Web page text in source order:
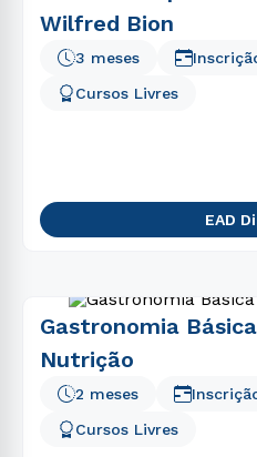
Wilfred Bion
3 meses
Cursos Livres
EAD
Gastronomia
Nutrição
2 meses
Cursos Livres